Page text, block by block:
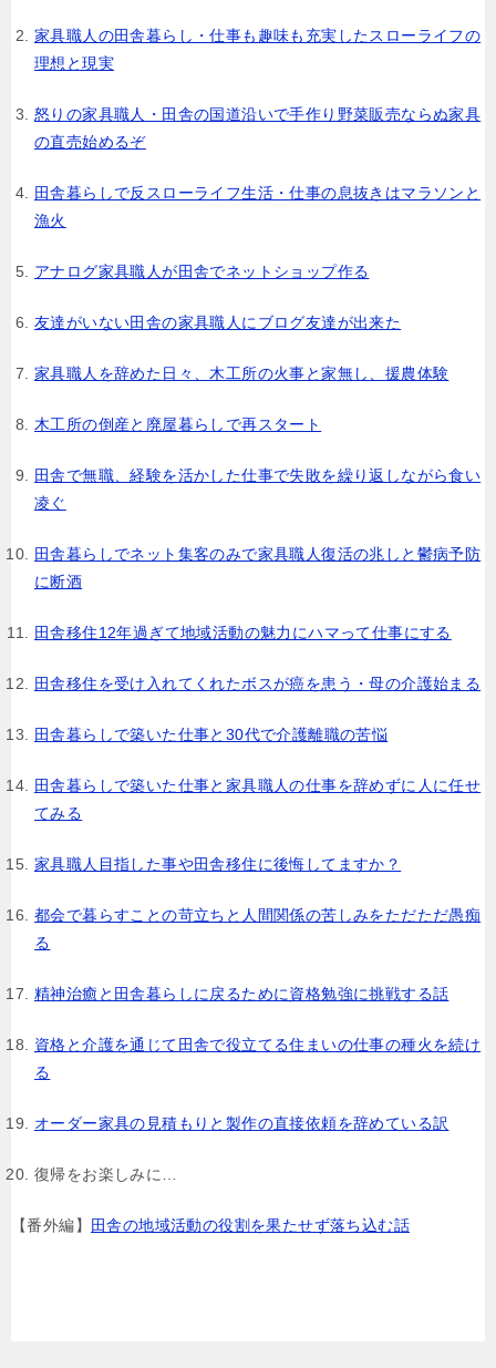
家具職人の田舎暮らし・仕事も趣味も充実したスローライフの
理想と現実
怒りの家具職人・田舎の国道沿いで手作り野菜販売ならぬ家具
の直売始めるぞ
田舎暮らしで反スローライフ生活・仕事の息抜きはマラソンと
漁火
アナログ家具職人が田舎でネットショップ作る
友達がいない田舎の家具職人にブログ友達が出来た
家具職人を辞めた日々、木工所の火事と家無し、援農体験
木工所の倒産と廃屋暮らしで再スタート
田舎で無職、経験を活かした仕事で失敗を繰り返しながら食い
凌ぐ
田舎暮らしでネット集客のみで家具職人復活の兆しと鬱病予防
に断酒
田舎移住12年過ぎて地域活動の魅力にハマって仕事にする
田舎移住を受け入れてくれたボスが癌を患う・母の介護始まる
田舎暮らしで築いた仕事と30代で介護離職の苦悩
田舎暮らしで築いた仕事と家具職人の仕事を辞めずに人に任せ
てみる
家具職人目指した事や田舎移住に後悔してますか？
都会で暮らすことの苛立ちと人間関係の苦しみをただただ愚痴
る
精神治癒と田舎暮らしに戻るために資格勉強に挑戦する話
資格と介護を通じて田舎で役立てる住まいの仕事の種火を続け
る
オーダー家具の見積もりと製作の直接依頼を辞めている訳
復帰をお楽しみに…
【番外編】 田舎の地域活動の役割を果たせず落ち込む話